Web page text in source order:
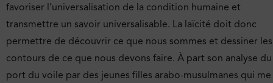
favoriser l’universalisation de la condition humaine et
transmettre un savoir universalisable. La laïcité doit donc
permettre de découvrir ce que nous sommes et dessiner les
contours de ce que nous devons faire. À part son analyse du
port du voile par des jeunes filles arabo-musulmanes qui me